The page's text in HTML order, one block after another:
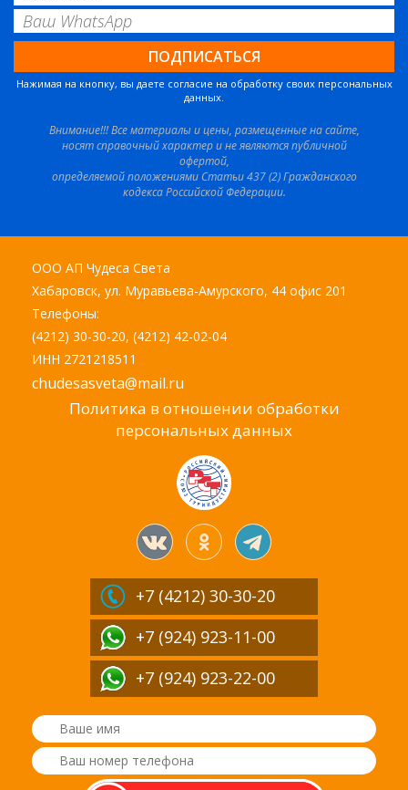
Нажимая на кнопку, вы даете согласие на обработку своих персональных
данных.
Внимание!!! Все материалы и цены, размещенные на сайте,
носят справочный характер и не являются публичной
офертой,
определяемой положениями Статьи 437 (2) Гражданского
кодекса Российской Федерации.
ООО АП Чудеса Света
Хабаровск, ул. Муравьева-Амурского, 44 офис 201
Телефоны:
(4212) 30-30-20, (4212) 42-02-04
ИНН 2721218511
chudesasveta@mail.ru
Политика в отношении обработки
персональных данных
+7 (4212) 30-30-20
+7 (924) 923-11-00
+7 (924) 923-22-00